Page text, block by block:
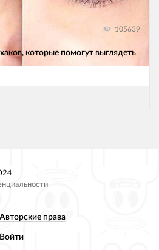
105639
которые помогут выглядеть
Авторские права
Войти